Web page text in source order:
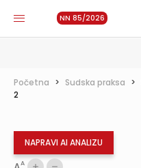
NN 85/2026
Početna > Sudska praksa >
2
NAPRAVI AI ANALIZU
A